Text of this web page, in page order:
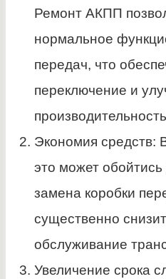
Ремонт АКПП
нормальное
передач, что
переключение и
Экономия средств:
это может
замена коробки
существенно
обслуживание
Увеличение срока